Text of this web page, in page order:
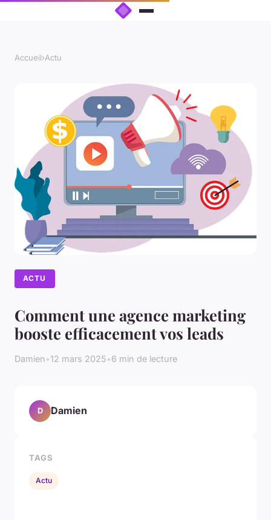
Accueil›Actu
ACTU
Comment une agence marketing
booste efficacement vos leads
Damien•12 mars 2025•6 min de lecture
D Damien
TAGS
Actu